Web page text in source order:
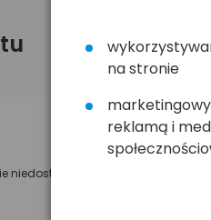
niedostępny
Powiadom
na stronie
reklamą i